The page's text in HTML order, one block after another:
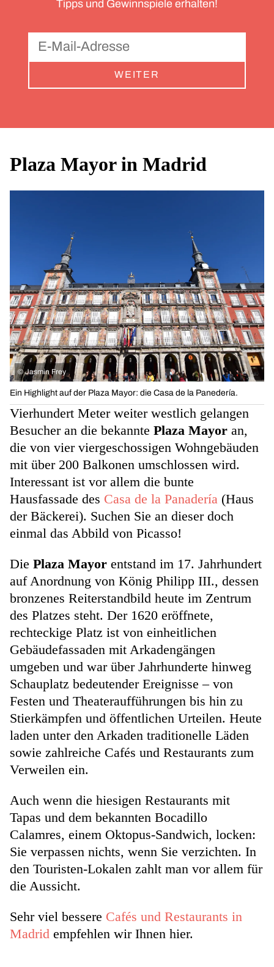
Tipps und Gewinnspiele erhalten!
WEITER
Plaza Mayor in Madrid
© Jasmin Frey
Ein Highlight auf der Plaza Mayor: die Casa de la Panedería.
Vierhundert Meter weiter westlich gelangen
Besucher an die bekannte Plaza Mayor an,
die von vier viergeschossigen Wohngebäuden
mit über 200 Balkonen umschlossen wird.
Interessant ist vor allem die bunte
Hausfassade des Casa de la Panadería (Haus
der Bäckerei). Suchen Sie an dieser doch
einmal das Abbild von Picasso!
Die Plaza Mayor entstand im 17. Jahrhundert
auf Anordnung von König Philipp III., dessen
bronzenes Reiterstandbild heute im Zentrum
des Platzes steht. Der 1620 eröffnete,
rechteckige Platz ist von einheitlichen
Gebäudefassaden mit Arkadengängen
umgeben und war über Jahrhunderte hinweg
Schauplatz bedeutender Ereignisse – von
Festen und Theateraufführungen bis hin zu
Stierkämpfen und öffentlichen Urteilen. Heute
laden unter den Arkaden traditionelle Läden
sowie zahlreiche Cafés und Restaurants zum
Verweilen ein.
Auch wenn die hiesigen Restaurants mit
Tapas und dem bekannten Bocadillo
Calamres, einem Oktopus-Sandwich, locken:
Sie verpassen nichts, wenn Sie verzichten. In
den Touristen-Lokalen zahlt man vor allem für
die Aussicht.
Sehr viel bessere Cafés und Restaurants in
Madrid empfehlen wir Ihnen hier.